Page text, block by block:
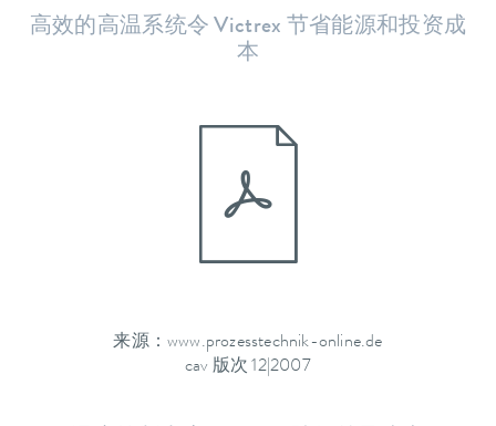
高效的高温系统令 Victrex 节省能源和投资成
本
来源：www.prozesstechnik-online.de
cav 版次 12|2007